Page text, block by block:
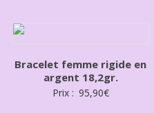
Bracelet femme rigide en
argent 18,2gr.
Prix : 95,90€